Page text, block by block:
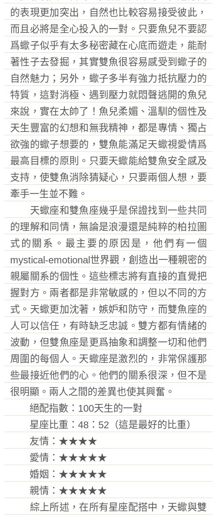
的表現更加突出，自然也比較容易接受彼此，
而且必將是全心投入的一對。只要魚兒不要認
爲蠍子似乎有太多秘密藏在心底而遊走，能耐
著性子去發掘，其實雙魚很容易感受到蠍子的
自然魅力；另外，蠍子多半有強力抵抗壓力的
特質，這對消極、遇到壓力就悶聲逃開的魚兒
來說，實在太帥了！魚兒柔媚、溫馴的個性及
天生豐富的幻想和無我精神，都是專情、獨占
欲強的蠍子想要的，雙魚能滿足天蠍視愛情爲
最高目標的原則。只要天蠍能給雙魚安全感及
支持，使雙魚消除猜疑心，只要兩個人想，要
牽手一生並不難。
天蠍座和雙魚座幾乎是保證找到一些共同
的理解和同情，無論是浪漫還是純粹的柏拉圖
式的關系。最主要的原因是，他們有一個
mystical-emotional世界觀，創造出一種親密的
親屬關系的個性。這些標志將有直接的直覺把
握對方。兩者都是非常敏感的，但以不同的方
式。天蠍更加沈著，嫉妒和防守，而雙魚座的
人可以信任，有時缺乏忠誠。雙方都有情緒的
波動，但雙魚座是更爲抽象和調整一切和他們
周圍的每個人。天蠍座是激烈的，非常保護那
些最接近他們的心。他們的關系很深，但不是
很明顯。兩人之間的差異也使其興奮。
絕配指數：100天生的一對
星座比重：48：52（這是最好的比重）
友情：★★★★
愛情：★★★★★
婚姻：★★★★★
親情：★★★★★
綜上所述，在所有星座配搭中，天蠍與雙